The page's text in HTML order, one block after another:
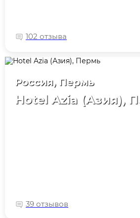
102 отзыва
Россия, Пермь
Hotel Azia (Азия),
39 отзывов